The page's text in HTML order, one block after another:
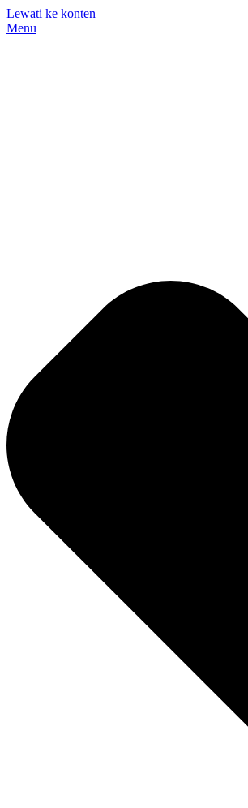
Lewati ke konten
Menu